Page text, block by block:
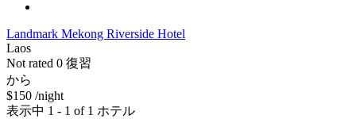
Landmark Mekong Riverside Hotel
Laos
Not rated 0 復習
から
$150 /night
表示中 1 - 1 of 1 ホテル